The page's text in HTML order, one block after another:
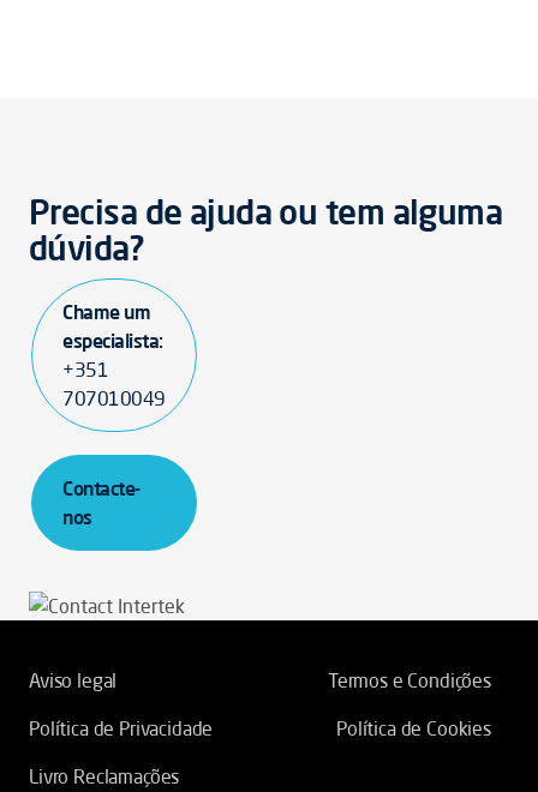
Precisa de ajuda ou tem alguma
dúvida?
Chame um
especialista:
+351
707010049
Contacte-
nos
Aviso legal
Termos e Condições
Política de Privacidade
Política de Cookies
Livro Reclamações